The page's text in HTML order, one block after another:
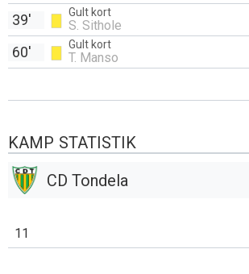
Gult kort
S. Sithole
39'
Gult kort
T. Manso
60'
KAMP STATISTIK
CD Tondela
11